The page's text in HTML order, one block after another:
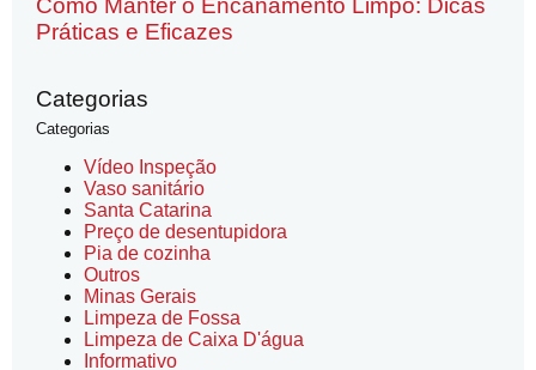
Como Manter o Encanamento Limpo: Dicas
Práticas e Eficazes
Categorias
Categorias
Vídeo Inspeção
Vaso sanitário
Santa Catarina
Preço de desentupidora
Pia de cozinha
Outros
Minas Gerais
Limpeza de Fossa
Limpeza de Caixa D'água
Informativo